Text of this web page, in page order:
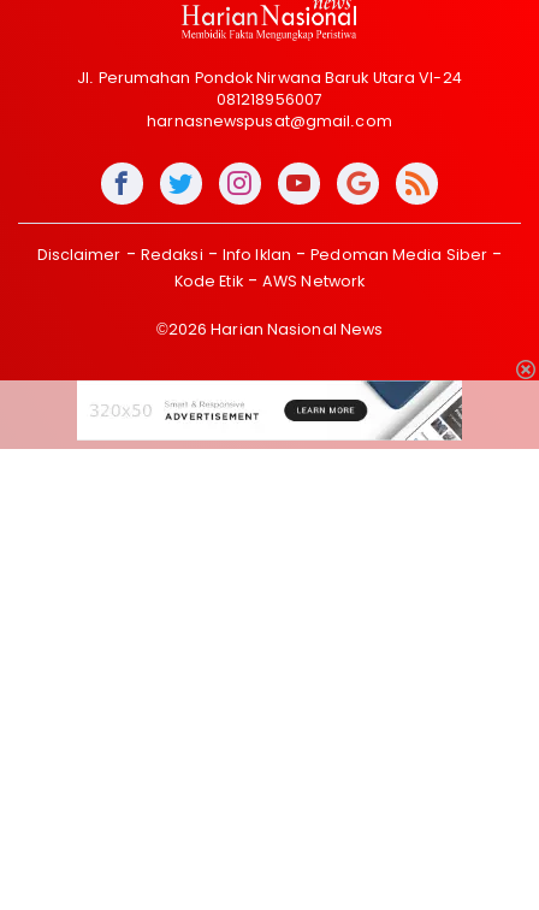
Jl. Perumahan Pondok Nirwana Baruk Utara VI-24
081218956007
harnasnewspusat@gmail.com
Disclaimer Redaksi Info Iklan
Pedoman Media Siber
Kode Etik
AWS Network
©2026 Harian Nasional News